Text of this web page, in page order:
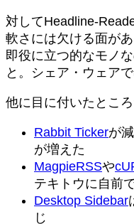
対してHeadline-
軟さには欠ける面が
即役に立つ的なモノ
と。シェア・ウェア
他に目に付いたところ
Rabbit Tickerが
が増えた
MagpieRSSや
テキトウに自前
Desktop Sidebar
じ